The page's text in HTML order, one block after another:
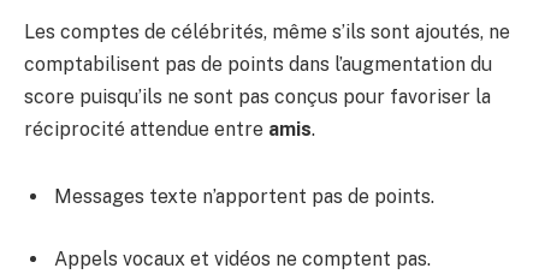
Les comptes de célébrités, même s’ils sont ajoutés, ne
comptabilisent pas de points dans l’augmentation du
score puisqu’ils ne sont pas conçus pour favoriser la
réciprocité attendue entre amis.
Messages texte n’apportent pas de points.
Appels vocaux et vidéos ne comptent pas.